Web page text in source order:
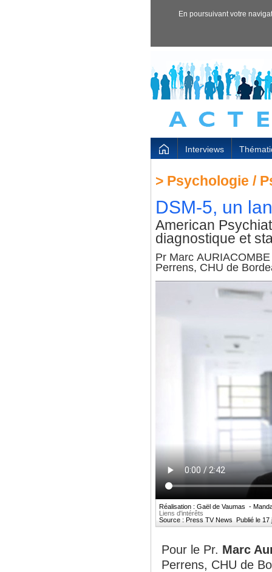
En poursuivant votre
Interviews
>Psychologie /
DSM-5, un
American
diagnostique et
Pr Marc
Perrens, CHU de
Réalisation : Gaël de Vaumas -
Liens d'intérêts
Source : Press TV News Publié le 17
Pour le Pr. Marc
Perrens, CHU de